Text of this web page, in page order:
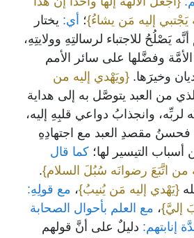
يَجْتبي إليه مَن يشاءُ}؛ أي: يختار
يَصْلُحُ للاجتباء لرسالتِهِ وولايتِهِ،
وفضَّلها على سائر الأمم
وخيرَها. {ويَهْدي إليه من
من العبد يتوصَّل به إلى هداية
لربِّه، وانجذابُ دواعي قلبِهِ إليه،
فحسنُ مقصدِ العبد مع اجتهادِهِ
التيسير لها؛ كما قال
من اتَّبَعَ رضوانَه سُبُلَ السلام}.
{يَهْدي إليه مَن يُنيبُ}، مع قولِهِ:
إليَّ}، مع العلم بأحوال الصحابة
إنابتهم: دليلٌ على أنَّ قولهم